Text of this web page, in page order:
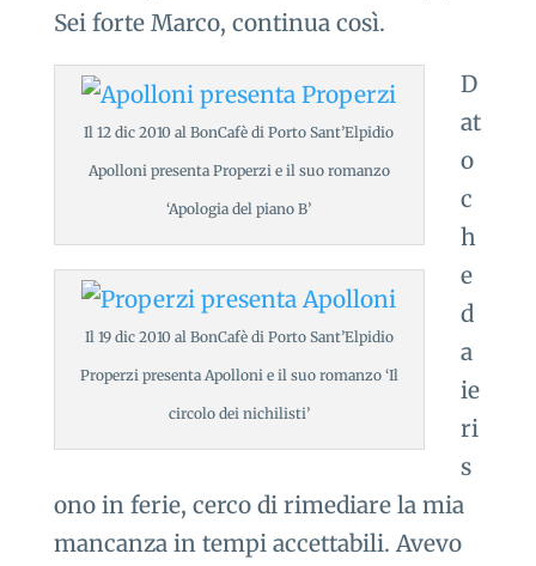
Sei forte Marco, continua così.
Il 12 dic 2010 al BonCafè di Porto Sant’Elpidio
Apolloni presenta Properzi e il suo romanzo
‘Apologia del piano B’
Il 19 dic 2010 al BonCafè di Porto Sant’Elpidio
Properzi presenta Apolloni e il suo romanzo ‘Il
circolo dei nichilisti’
D
at
o
c
h
e
d
a
ie
ri
s
ono in ferie, cerco di rimediare la mia
mancanza in tempi accettabili. Avevo